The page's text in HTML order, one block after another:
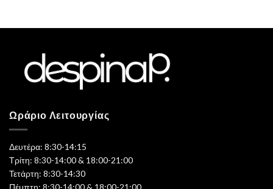
Ωράριο Λειτουργίας
Δευτέρα: 8:30-14:15
Τρίτη: 8:30-14:00 & 18:00-21:00
Τετάρτη: 8:30-14:30